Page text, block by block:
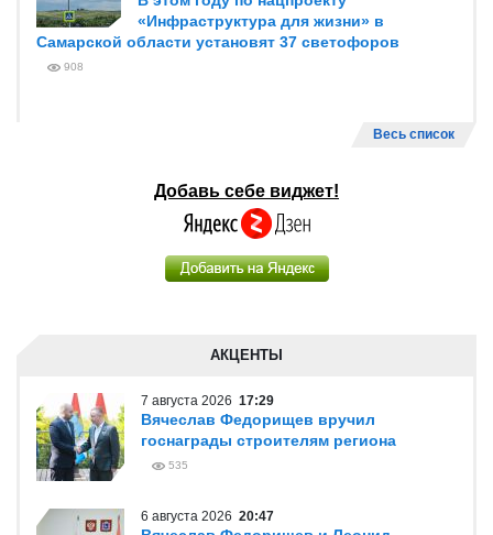
«Инфраструктура для жизни» в
Самарской области установят 37 светофоров
908
Весь список
Добавь себе виджет!
АКЦЕНТЫ
7 августа 2026 17:29
Вячеслав Федорищев вручил
госнаграды строителям региона
535
6 августа 2026 20:47